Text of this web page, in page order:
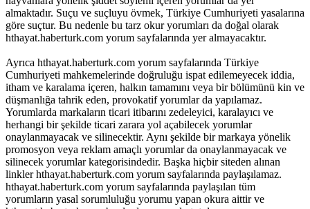
almaktadır. Suçu ve suçluyu övmek, Türkiye Cumhuriyeti yasalarına
göre suçtur. Bu nedenle bu tarz okur yorumları da doğal olarak
hthayat.haberturk.com yorum sayfalarında yer almayacaktır.
Ayrıca hthayat.haberturk.com yorum sayfalarında Türkiye
Cumhuriyeti mahkemelerinde doğruluğu ispat edilemeyecek iddia,
itham ve karalama içeren, halkın tamamını veya bir bölümünü kin ve
düşmanlığa tahrik eden, provokatif yorumlar da yapılamaz.
Yorumlarda markaların ticari itibarını zedeleyici, karalayıcı ve
herhangi bir şekilde ticari zarara yol açabilecek yorumlar
onaylanmayacak ve silinecektir. Aynı şekilde bir markaya yönelik
promosyon veya reklam amaçlı yorumlar da onaylanmayacak ve
silinecek yorumlar kategorisindedir. Başka hiçbir siteden alınan
linkler hthayat.haberturk.com yorum sayfalarında paylaşılamaz.
hthayat.haberturk.com yorum sayfalarında paylaşılan tüm
yorumların yasal sorumluluğu yorumu yapan okura aittir ve